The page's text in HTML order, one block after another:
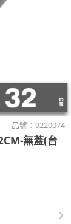
品號： 9220074
無蓋(台